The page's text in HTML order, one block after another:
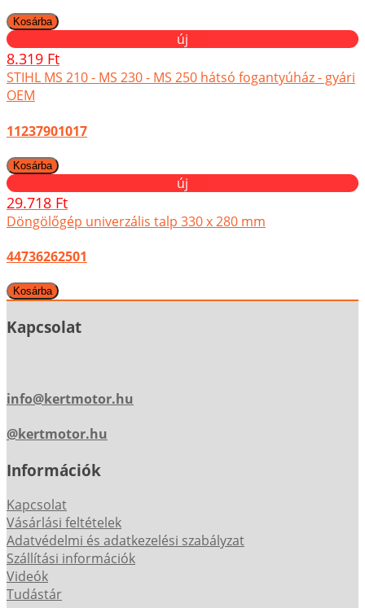
új
8.319 Ft
STIHL MS 210 - MS 230 - MS 250 hátsó fogantyúház - gyári
OEM
11237901017
új
29.718 Ft
Döngölőgép univerzális talp 330 x 280 mm
44736262501
Kapcsolat
info@kertmotor.hu
@kertmotor.hu
Információk
Kapcsolat
Vásárlási feltételek
Adatvédelmi és adatkezelési szabályzat
Szállítási információk
Videók
Tudástár